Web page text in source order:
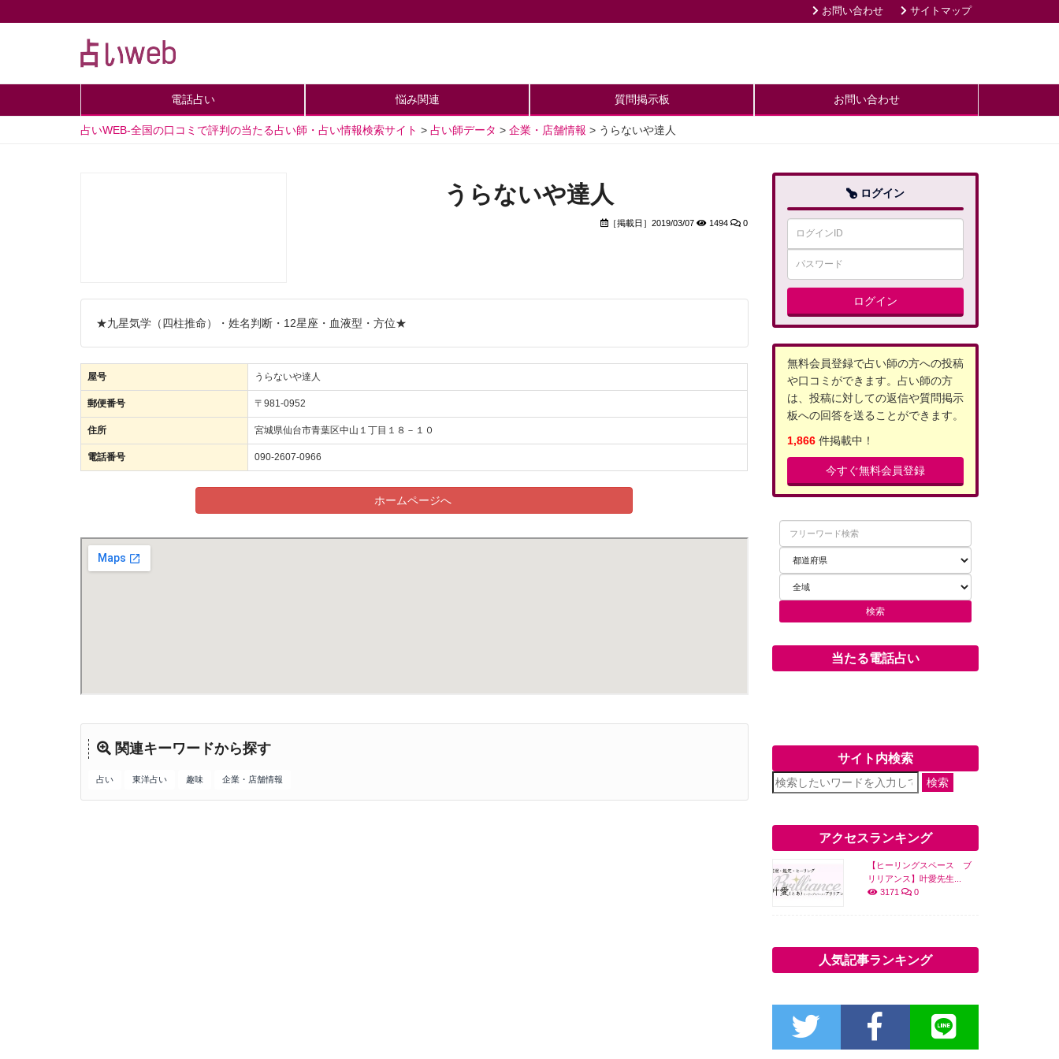
お問い合わせ サイトマップ
電話占い 悩み関連 質問掲示板 お問い合わせ
占いWEB-全国の口コミで評判の当たる占い師・占い情報検索サイト > 占い師データ > 企業・店舗情報 > うらないや達人
うらないや達人
［掲載日］2019/03/07 1494 0
★九星気学（四柱推命）・姓名判断・12星座・血液型・方位★
屋号 うらないや達人
郵便番号 〒981-0952
住所 宮城県仙台市青葉区中山１丁目１８－１０
電話番号 090-2607-0966
ホームページへ
関連キーワードから探す
占い 東洋占い 趣味 企業・店舗情報
ログイン
ログイン
無料会員登録で占い師の方への投稿
や口コミができます。占い師の方
は、投稿に対しての返信や質問掲示
板への回答を送ることができます。
1,866件掲載中！
今すぐ無料会員登録
当たる電話占い
サイト内検索
検索
アクセスランキング
【ヒーリングスペース ブ
リリアンス】叶愛先生...
3171
0
人気記事ランキング